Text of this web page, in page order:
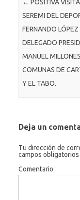
o
k
er
Navegación de
← POSITIVA
SEREMI DEL
FERNANDO
DELEGADO
MANUEL
COMUNAS DE
Y EL TABO.
Deja un
Tu dirección de
campos
Comentario